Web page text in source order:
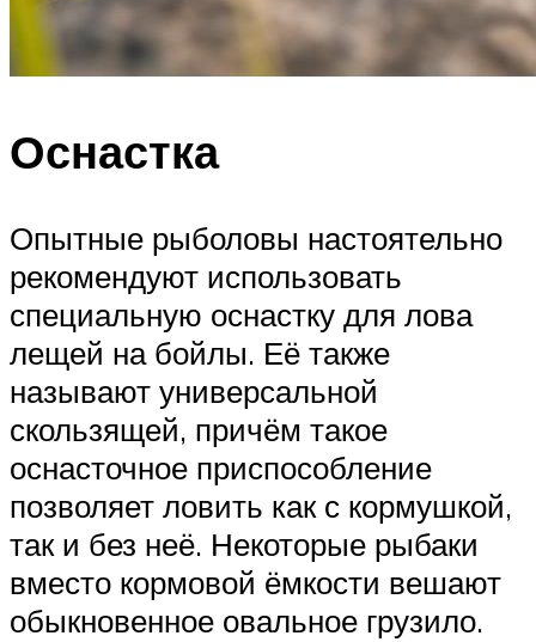
Оснастка
Опытные рыболовы настоятельно
рекомендуют использовать
специальную оснастку для лова
лещей на бойлы. Её также
называют универсальной
скользящей, причём такое
оснасточное приспособление
позволяет ловить как с кормушкой,
так и без неё. Некоторые рыбаки
вместо кормовой ёмкости вешают
обыкновенное овальное грузило.